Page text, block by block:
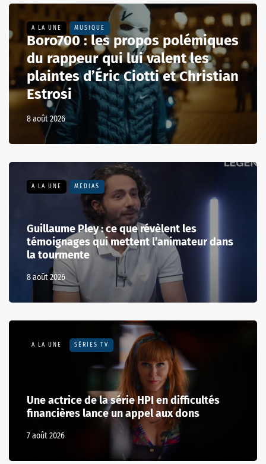
A LA UNE MUSIQUE
Boro700 : les propos polémiques
du rappeur qui lui valent les
plaintes d’Éric Ciotti et Christian
Estrosi
8 août 2026
A LA UNE MÉDIAS
Guillaume Pley : ce que révèlent les
témoignages qui mettent l’animateur dans
la tourmente
8 août 2026
A LA UNE SÉRIES TV
Une actrice de la série HPI en difficultés
financières lance un appel aux dons
7 août 2026